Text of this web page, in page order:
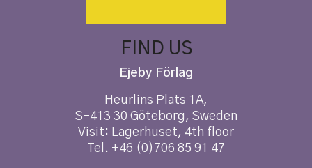
FIND US
Ejeby Förlag
Heurlins Plats 1A,
S-413 30 Göteborg, Sweden
Visit: Lagerhuset, 4th floor
Tel. +46 (0)706 85 91 47